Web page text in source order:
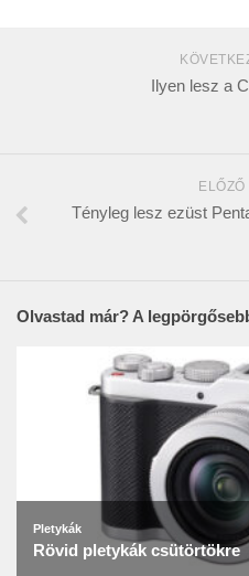
Ilyen lesz a
ELŐZŐ
Tényleg lesz ezüst
Olvastad már? A